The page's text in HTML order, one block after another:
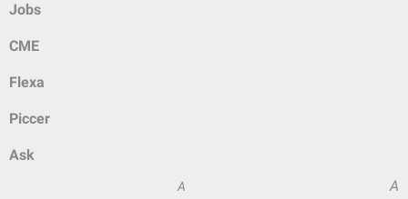
Jobs
CME
Flexa
Piccer
Ask
A A